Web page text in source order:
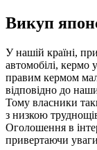
Викуп
У нашій країні,
автомобілі,
правим кермом
відповідно до
Тому власники
з низкою
Оголошення в
привертаючи